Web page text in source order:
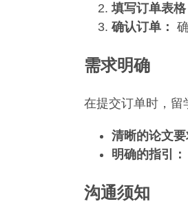
填写订单表格
确认订单：
需求明确
在提交订单时，留
清晰的论文要
明确的指引：
沟通须知